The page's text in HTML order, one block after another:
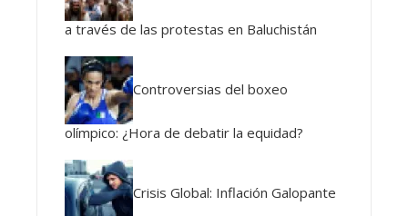
a través de las protestas en Baluchistán
Controversias del boxeo
olímpico: ¿Hora de debatir la equidad?
Crisis Global: Inflación Galopante